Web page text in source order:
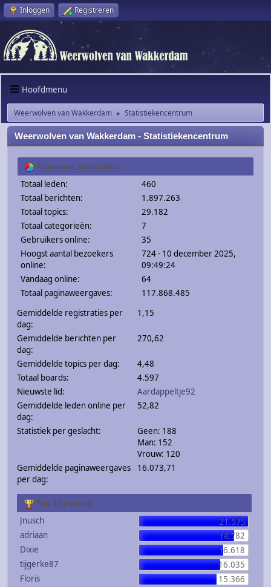
Inloggen Registreren
Hoofdmenu
Weerwolven van Wakkerdam ► Statistiekencentrum
Weerwolven van Wakkerdam - Statistiekencentrum
Algemene statistieken
Totaal leden:
460
Totaal berichten:
1.897.263
Totaal topics:
29.182
Totaal categorieën:
7
Gebruikers online:
35
Hoogst aantal bezoekers
online:
724 - 10 december 2025,
09:49:24
Vandaag online:
64
Totaal paginaweergaves:
117.868.485
Gemiddelde registraties per
dag:
1,15
Gemiddelde berichten per
dag:
270,62
Gemiddelde topics per dag:
4,48
Totaal boards:
4.597
Nieuwste lid:
Aardappeltje92
Gemiddelde leden online per
dag:
52,82
Statistiek per geslacht:
Geen: 188
Man: 152
Vrouw: 120
Gemiddelde paginaweergaves
per dag:
16.073,71
Top 10 posters
Jnusch
21.575
adriaan
18.782
Dixie
16.618
tijgerke87
16.035
Floris
15.366